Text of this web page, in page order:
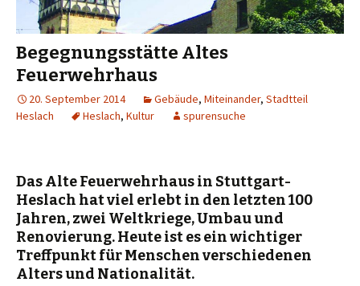
Begegnungsstätte Altes
Feuerwehrhaus
20. September 2014 Gebäude, Miteinander, Stadtteil
Heslach
Heslach, Kultur spurensuche
Das Alte Feuerwehrhaus in Stuttgart-
Heslach hat viel erlebt in den letzten 100
Jahren, zwei Weltkriege, Umbau und
Renovierung. Heute ist es ein wichtiger
Treffpunkt für Menschen verschiedenen
Alters und Nationalität.